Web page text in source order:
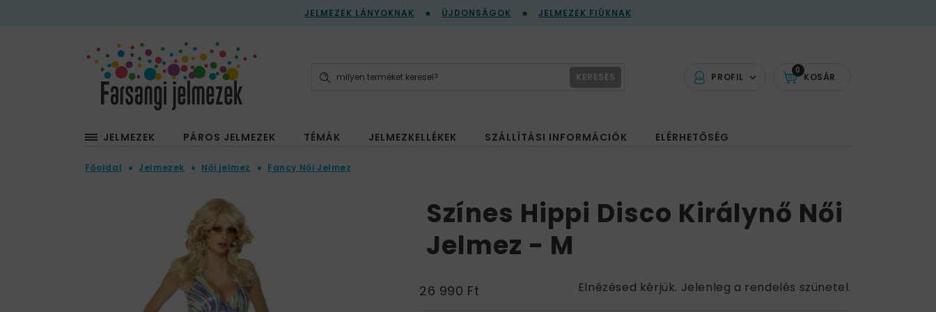
JELMEZEK LÁNYOKNAK ÚJDONSÁGOK JELMEZEK FIÚKNAK
PROFIL KOSÁR
0
KERESÉS
JELMEZEK PÁROS JELMEZEK TÉMÁK JELMEZKELLÉKEK SZÁLLÍTÁSI INFORMÁCIÓK ELÉRHETŐSÉG
Főoldal Jelmezek Női jelmez Fancy Női Jelmez
Színes Hippi Disco Királynő Női
Jelmez - M
26 990 Ft Elnézésed kérjük. Jelenleg a rendelés szünetel.